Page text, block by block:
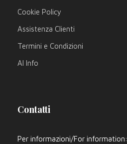
Cookie Policy
Assistenza Clienti
Termini e Condizioni
AI Info
Contatti
Per informazioni/For information: